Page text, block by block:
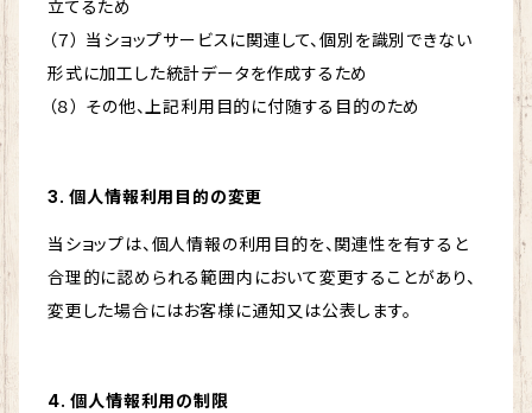
立てるため
（７） 当ショップサービスに関連して、個別を識別できない
形式に加工した統計データを作成するため
（８） その他、上記利用目的に付随する目的のため
3. 個人情報利用目的の変更
当ショップは、個人情報の利用目的を、関連性を有すると
合理的に認められる範囲内において変更することがあり、
変更した場合にはお客様に通知又は公表します。
4. 個人情報利用の制限